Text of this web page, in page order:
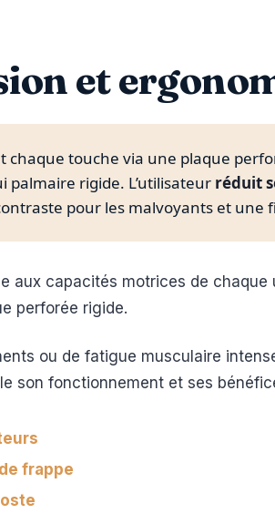
et
chaque touche via une plaque
palmaire rigide. L’utilisateur réduit
pour les malvoyants et une
aux capacités motrices de chaque
perforée rigide.
ou de fatigue musculaire
son fonctionnement et ses
frappe